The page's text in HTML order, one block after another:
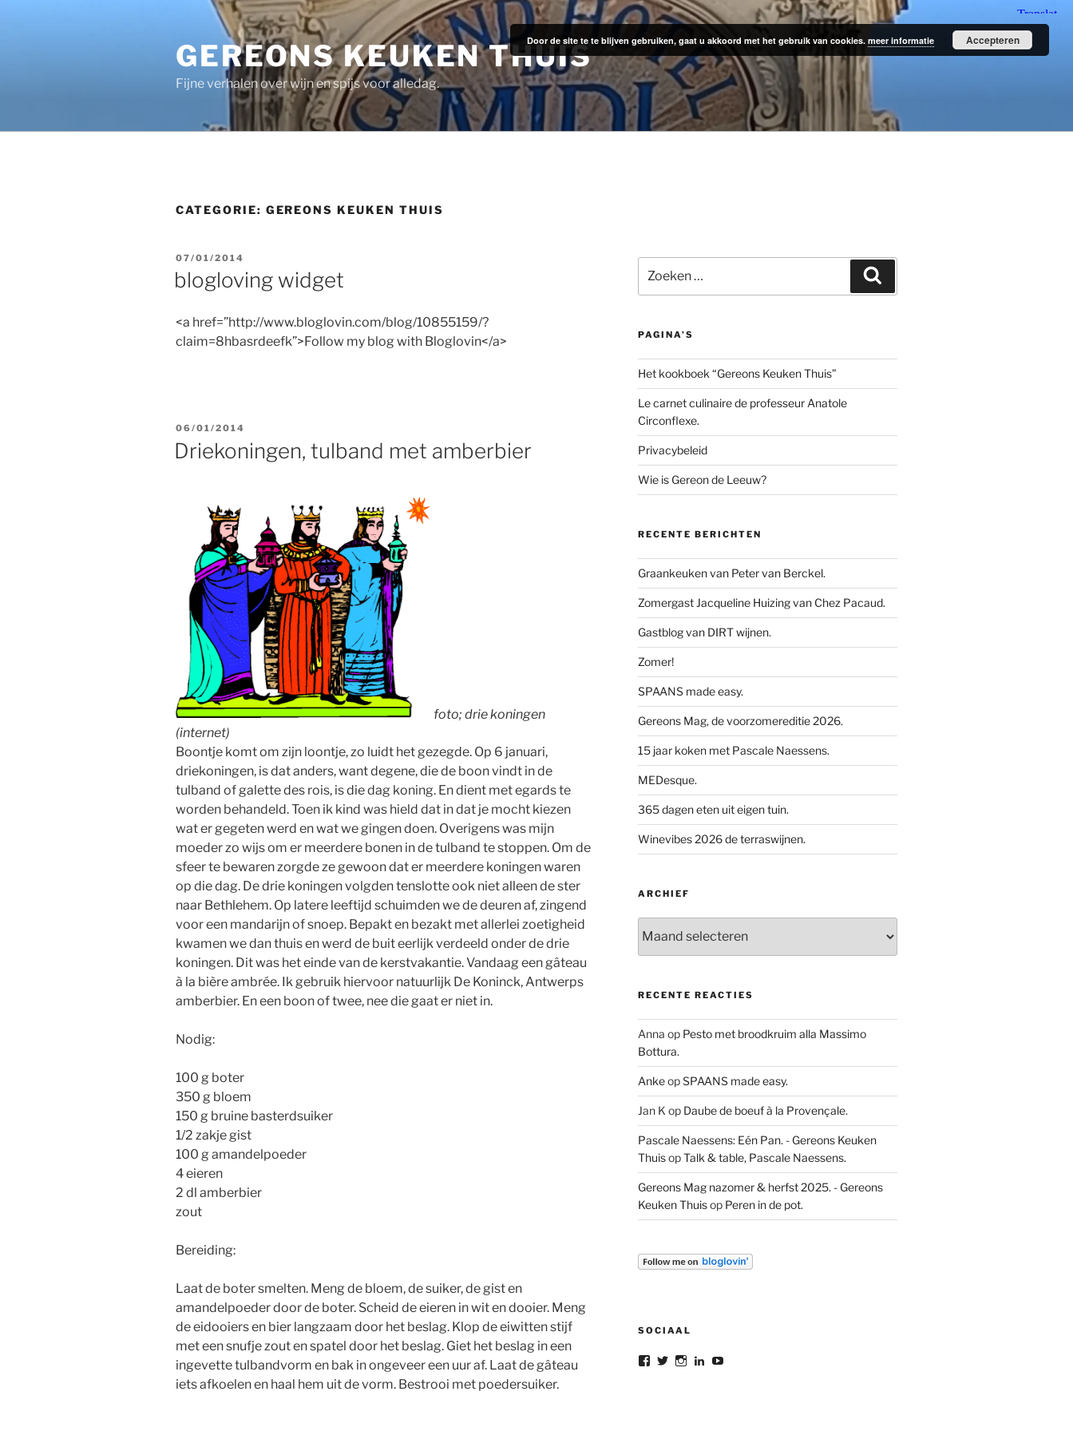
GEREONS KEUKEN THUIS
Fijne verhalen over wijn en spijs voor alledag.
CATEGORIE: GEREONS KEUKEN THUIS
GEPLAATST
OP
07/01/2014
blogloving widget
<a href=”http://www.bloglovin.com/blog/10855159/?
claim=8hbasrdeefk”>Follow my blog with Bloglovin</a>
GEPLAATST
06/01/2014
Driekoningen, tulband met amberbier
foto; drie koningen
(internet)
Boontje komt om zijn loontje, zo luidt het gezegde. Op 6 januari,
driekoningen, is dat anders, want degene, die de boon vindt in de
tulband of galette des rois, is die dag koning. En dient met egards te
worden behandeld. Toen ik kind was hield dat in dat je mocht kiezen
wat er gegeten werd en wat we gingen doen. Overigens was mijn
moeder zo wijs om er meerdere bonen in de tulband te stoppen. Om de
sfeer te bewaren zorgde ze gewoon dat er meerdere koningen waren
op die dag. De drie koningen volgden tenslotte ook niet alleen de ster
naar Bethlehem. Op latere leeftijd schuimden we de deuren af, zingend
voor een mandarijn of snoep. Bepakt en bezakt met allerlei zoetigheid
kwamen we dan thuis en werd de buit eerlijk verdeeld onder de drie
koningen. Dit was het einde van de kerstvakantie. Vandaag een gâteau
à la bière ambrée. Ik gebruik hiervoor natuurlijk De Koninck, Antwerps
amberbier. En een boon of twee, nee die gaat er niet in.
Nodig:
100 g boter
350 g bloem
150 g bruine basterdsuiker
1/2 zakje gist
100 g amandelpoeder
4 eieren
2 dl amberbier
zout
Bereiding:
Laat de boter smelten. Meng de bloem, de suiker, de gist en
amandelpoeder door de boter. Scheid de eieren in wit en dooier. Meng
de eidooiers en bier langzaam door het beslag. Klop de eiwitten stijf
met een snufje zout en spatel door het beslag. Giet het beslag in een
ingevette tulbandvorm en bak in ongeveer een uur af. Laat de gâteau
iets afkoelen en haal hem uit de vorm. Bestrooi met poedersuiker.
naar:
PAGINA’S
Het kookboek “Gereons Keuken Thuis”
Le carnet culinaire de professeur Anatole
Circonflexe.
Privacybeleid
Wie is Gereon de Leeuw?
RECENTE BERICHTEN
Graankeuken van Peter van Berckel.
Zomergast Jacqueline Huizing van Chez Pacaud.
Gastblog van DIRT wijnen.
Zomer!
SPAANS made easy.
Gereons Mag, de voorzomereditie 2026.
15 jaar koken met Pascale Naessens.
MEDesque.
365 dagen eten uit eigen tuin.
Winevibes 2026 de terraswijnen.
ARCHIEF
RECENTE REACTIES
Anna op Pesto met broodkruim alla Massimo
Bottura.
AnkeopSPAANS made easy.
Jan K op Daube de boeuf à la Provençale.
Pascale Naessens: Eén Pan. - Gereons Keuken
ThuisopTalk & table, Pascale Naessens.
Gereons Mag nazomer & herfst 2025. - Gereons
Keuken Thuisop Peren in de pot.
SOCIAAL
BekijkBekijkBekijkBekijkBekijk
Door de site te te blijven gebruiken, gaat u akkoord met het gebruik van cookies. meer informatie Accepteren